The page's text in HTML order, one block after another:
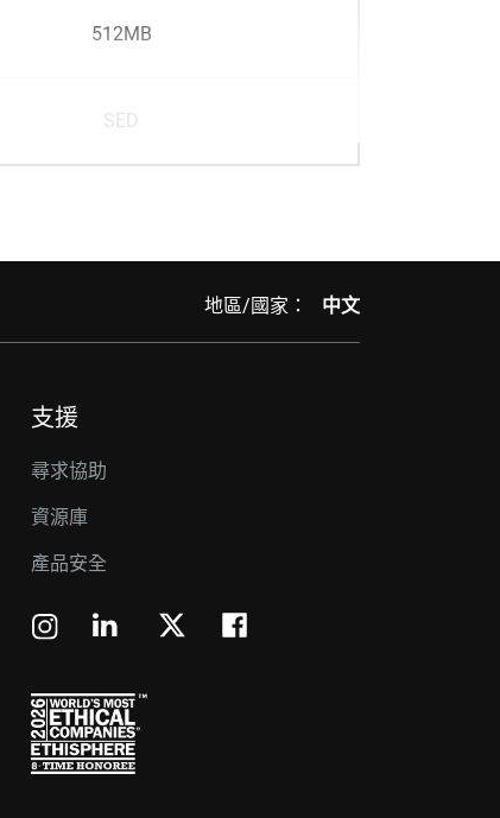
512MB
SED
地區/國家： 中文
支援
尋求協助
資源庫
產品安全